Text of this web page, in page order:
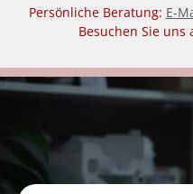
Persönliche Beratung: E-
Besuchen Sie uns